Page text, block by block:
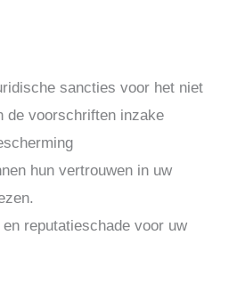
sancties voor het niet
de voorschriften inzake
hun vertrouwen in uw
reputatieschade voor uw